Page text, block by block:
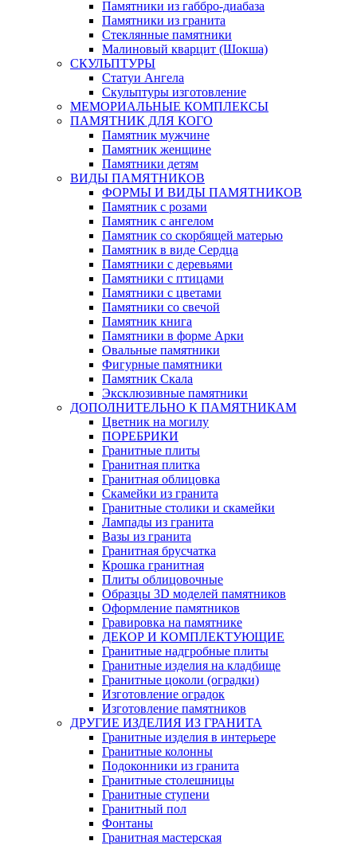
Памятники из габбро-диабаза
Памятники из гранита
Стеклянные памятники
Малиновый кварцит (Шокша)
СКУЛЬПТУРЫ
Статуи Ангела
Скульптуры изготовление
МЕМОРИАЛЬНЫЕ КОМПЛЕКСЫ
ПАМЯТНИК ДЛЯ КОГО
Памятник мужчине
Памятник женщине
Памятники детям
ВИДЫ ПАМЯТНИКОВ
ФОРМЫ И ВИДЫ ПАМЯТНИКОВ
Памятник с розами
Памятник с ангелом
Памятник со скорбящей матерью
Памятник в виде Сердца
Памятники с деревьями
Памятники с птицами
Памятники с цветами
Памятники со свечой
Памятник книга
Памятники в форме Арки
Овальные памятники
Фигурные памятники
Памятник Скала
Эксклюзивные памятники
ДОПОЛНИТЕЛЬНО К ПАМЯТНИКАМ
Цветник на могилу
ПОРЕБРИКИ
Гранитные плиты
Гранитная плитка
Гранитная облицовка
Скамейки из гранита
Гранитные столики и скамейки
Лампады из гранита
Вазы из гранита
Гранитная брусчатка
Крошка гранитная
Плиты облицовочные
Образцы 3D моделей памятников
Оформление памятников
Гравировка на памятнике
ДЕКОР И КОМПЛЕКТУЮЩИЕ
Гранитные надгробные плиты
Гранитные изделия на кладбище
Гранитные цоколи (оградки)
Изготовление оградок
Изготовление памятников
ДРУГИЕ ИЗДЕЛИЯ ИЗ ГРАНИТА
Гранитные изделия в интерьере
Гранитные колонны
Подоконники из гранита
Гранитные столешницы
Гранитные ступени
Гранитный пол
Фонтаны
Гранитная мастерская